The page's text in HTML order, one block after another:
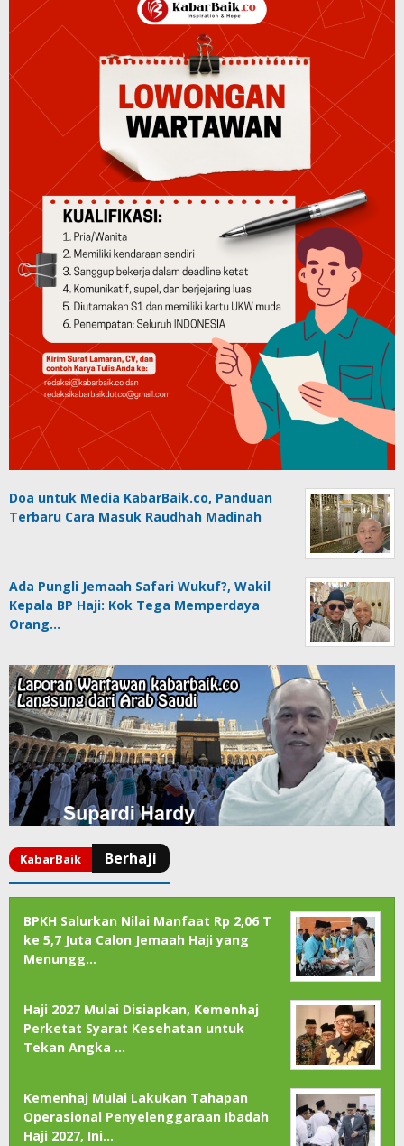
Doa untuk Media KabarBaik.co, Panduan
Terbaru Cara Masuk Raudhah Madinah
Ada Pungli Jemaah Safari Wukuf?, Wakil
Kepala BP Haji: Kok Tega Memperdaya
Orang…
BPKH Salurkan Nilai Manfaat Rp 2,06 T
ke 5,7 Juta Calon Jemaah Haji yang
Menungg…
Haji 2027 Mulai Disiapkan, Kemenhaj
Perketat Syarat Kesehatan untuk
Tekan Angka …
Kemenhaj Mulai Lakukan Tahapan
Operasional Penyelenggaraan Ibadah
Haji 2027, Ini…